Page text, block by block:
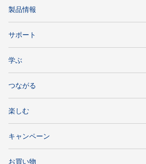
製品情報
サポート
学ぶ
つながる
楽しむ
キャンペーン
お買い物